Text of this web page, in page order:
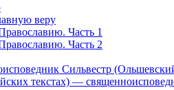
веру
Часть 1
Часть 2
Сильвестр
текстах) —